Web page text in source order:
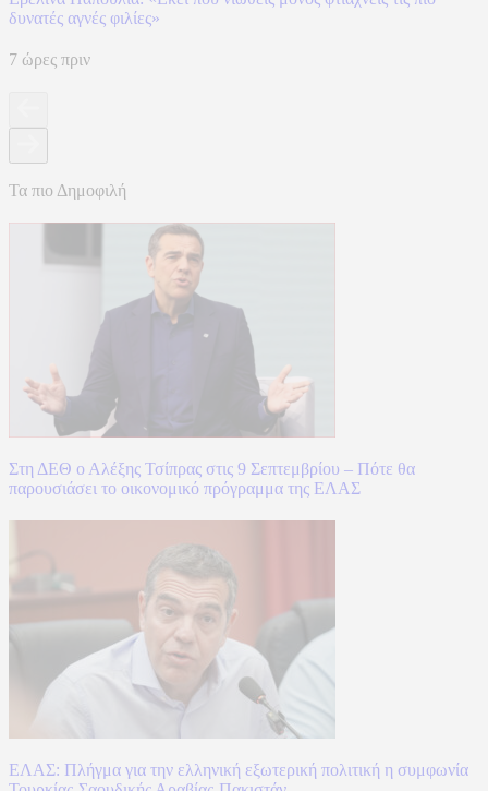
δυνατές αγνές φιλίες»
7 ώρες πριν
Τα πιο Δημοφιλή
Στη ΔΕΘ ο Αλέξης Τσίπρας στις 9 Σεπτεμβρίου – Πότε θα
παρουσιάσει το οικονομικό πρόγραμμα της ΕΛΑΣ
ΕΛΑΣ: Πλήγμα για την ελληνική εξωτερική πολιτική η συμφωνία